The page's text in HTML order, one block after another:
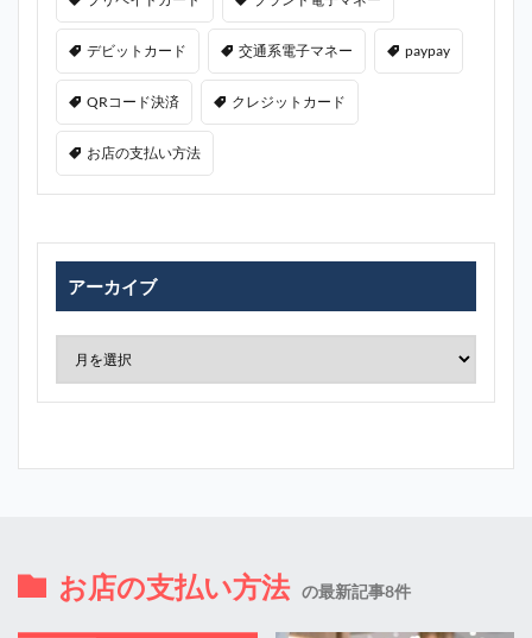
デビットカード 交通系電子マネー paypay
QRコード決済 クレジットカード
お店の支払い方法
アーカイブ
お店の支払い方法 の最新記事8件